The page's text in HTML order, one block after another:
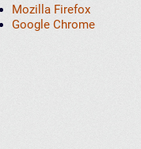
Mozilla Firefox
Google Chrome